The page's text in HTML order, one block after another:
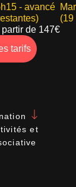
- avancé
(19
partir de 147€
tarifs
et